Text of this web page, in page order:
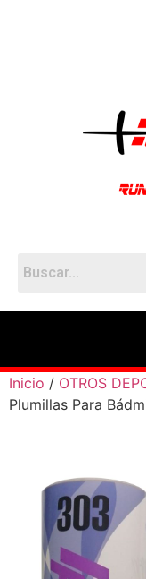
Inicio / OTROS
Plumillas Para